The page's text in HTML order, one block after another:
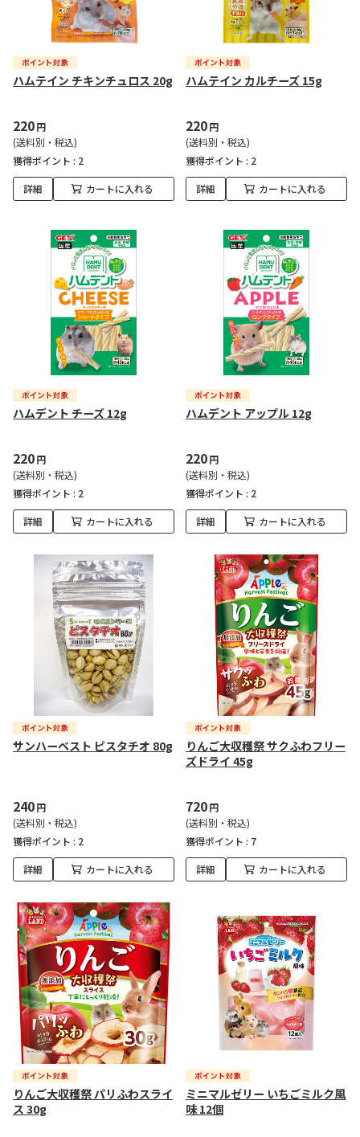
ハムテイン チキンチュロス 20g
220円
(送料別・税込)
獲得ポイント : 2
詳細 カートに入れる
ハムテイン カルチーズ 15g
220円
(送料別・税込)
獲得ポイント : 2
詳細 カートに入れる
ハムデント チーズ 12g
220円
(送料別・税込)
獲得ポイント : 2
詳細 カートに入れる
ハムデント アップル 12g
220円
(送料別・税込)
獲得ポイント : 2
詳細 カートに入れる
サンハーベスト ピスタチオ 80g
240円
(送料別・税込)
獲得ポイント : 2
詳細 カートに入れる
りんご大収穫祭 サクふわフリー
ズドライ 45g
720円
(送料別・税込)
獲得ポイント : 7
詳細 カートに入れる
りんご大収穫祭 パリふわスライ
ス 30g
ミニマルゼリー いちごミルク風
味 12個